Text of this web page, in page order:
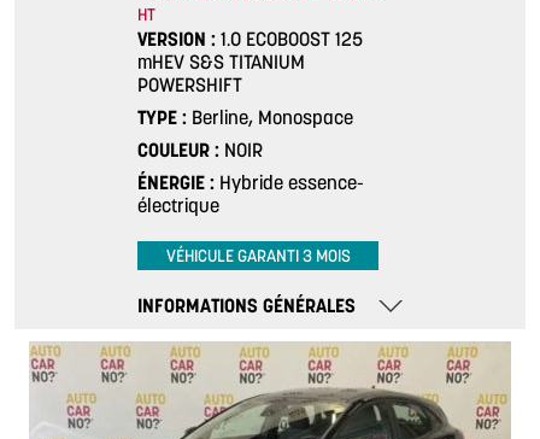
HT
VERSION
1.0 ECOBOOST 125
mHEV S&S TITANIUM
POWERSHIFT
TYPE
Berline, Monospace
COULEUR
NOIR
ÉNERGIE
Hybride essence-
électrique
VÉHICULE GARANTI 3 MOIS
INFORMATIONS GÉNÉRALES